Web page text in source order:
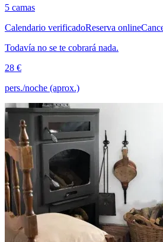
5 camas
Calendario verificadoReserva online
Todavía no se te cobrará nada.
28 €
pers./noche (aprox.)